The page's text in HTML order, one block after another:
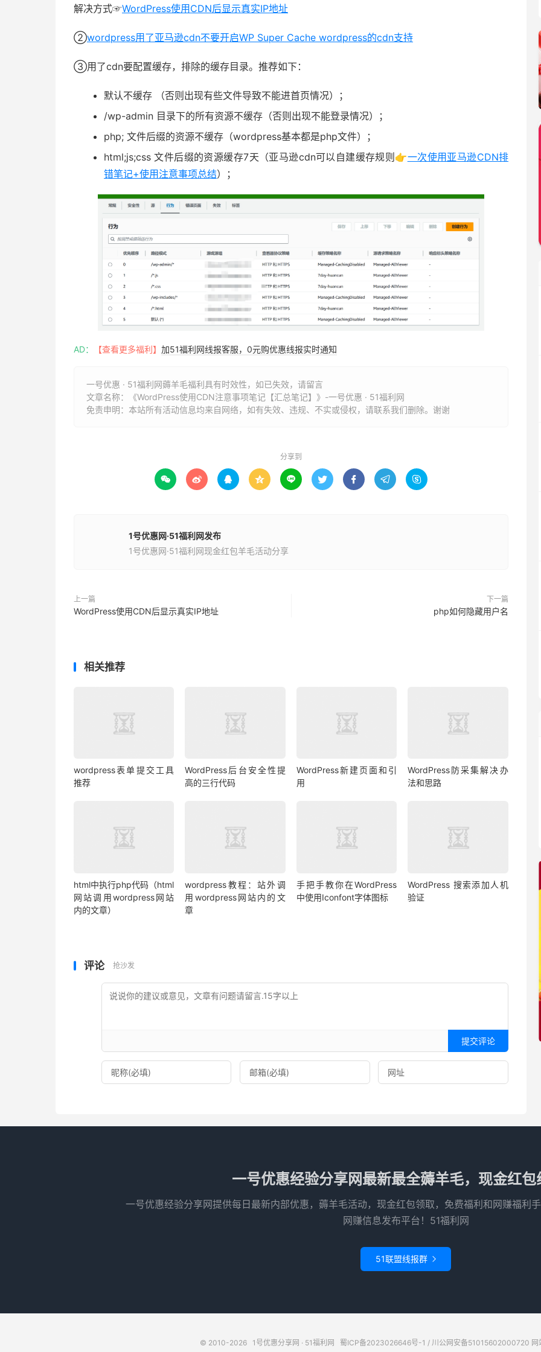
解决方式☞WordPress使用CDN后显示真实IP地址
②wordpress用了亚马逊cdn不要开启WP Super Cache wordpress的cdn支持
③用了cdn要配置缓存，排除的缓存目录。推荐如下：
默认不缓存 （否则出现有些文件导致不能进首页情况）；
/wp-admin 目录下的所有资源不缓存（否则出现不能登录情况）；
php; 文件后缀的资源不缓存（wordpress基本都是php文件）；
html;js;css 文件后缀的资源缓存7天（亚马逊cdn可以自建缓存规则👉一次使用亚马逊CDN排
错笔记+使用注意事项总结）；
AD： 【查看更多福利】 加51福利网线报客服，0元购优惠线报实时通知
一号优惠 · 51福利网薅羊毛福利具有时效性，如已失效，请留言
文章名称：
《WordPress使用CDN注意事项笔记【汇总笔记】》-一号优惠 · 51福利网
免责申明：本站所有活动信息均来自网络，如有失效、违规、不实或侵权，请联系我们删除。谢谢
分享到
        
1号优惠网·51福利网发布
1号优惠网·51福利网现金红包羊毛活动分享
上一篇
WordPress使用CDN后显示真实IP地址
下一篇
php如何隐藏用户名
相关推荐
wordpress表单提交工具
推荐
WordPress后台安全性提
高的三行代码
WordPress新建页面和引
用
WordPress防采集解决办
法和思路
html中执行php代码（html
网站调用wordpress网站
内的文章）
wordpress教程：站外调
用wordpress网站内的文
章
手把手教你在WordPress
中使用Iconfont字体图标
WordPress 搜索添加人机
验证
评论 抢沙发
提交评论
一号优惠经验分享网最新最全薅羊毛，现金红包
一号优惠经验分享网提供每日最新内部优惠，薅羊毛活动，现金红包领取，免费福利和网赚福利
网赚信息发布平台！51福利网
51联盟线报群 
© 2010-2026 1号优惠分享网 · 51福利网 蜀ICP备2023026646号-1 / 川公网安备51015602000720 网